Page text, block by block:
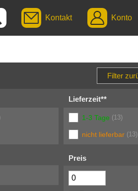
Kontakt Konto
Lieferzeit**
1-3 Tage (13)
nicht lieferbar (13)
Preis